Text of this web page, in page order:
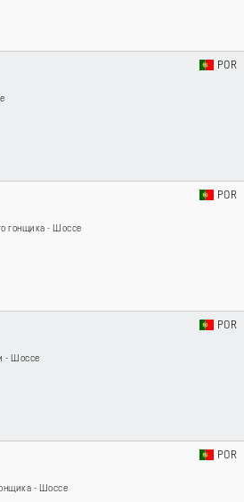
POR
POR
гонщика - Шоссе
POR
- Шоссе
POR
- Шоссе